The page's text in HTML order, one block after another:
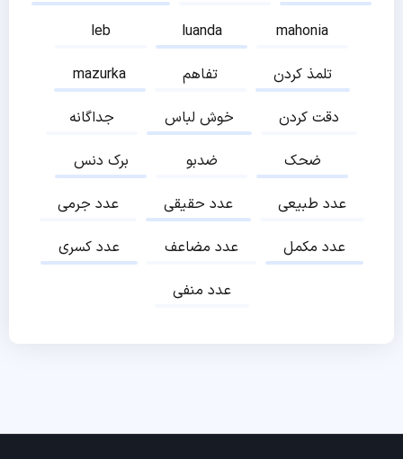
leb
luanda
mahonia
mazurka
تفاهم
تلمذ کردن
جداگانه
خوش لباس
دقت کردن
برک دنس
ضدبو
ضحک
عدد جرمی
عدد حقیقی
عدد طبیعی
عدد کسری
عدد مضاعف
عدد مکمل
عدد منفی